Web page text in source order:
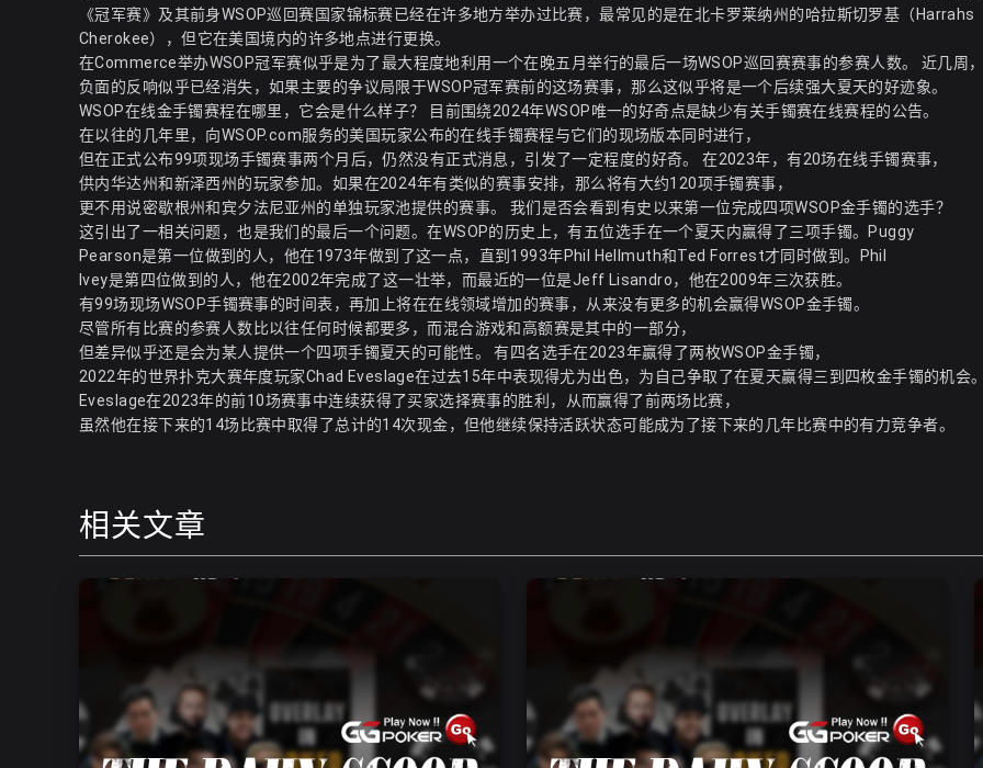
《冠军赛》及其前身WSOP巡回赛国家锦标赛已经在许多地方举办过比赛，最常见的是在北卡罗莱纳州的哈拉斯切罗基（Harrahs
Cherokee），但它在美国境内的许多地点进行更换。
在Commerce举办WSOP冠军赛似乎是为了最大程度地利用一个在晚五月举行的最后一场WSOP巡回赛赛事的参赛人数。 近几周
负面的反响似乎已经消失，如果主要的争议局限于WSOP冠军赛前的这场赛事，那么这似乎将是一个后续强大夏天的好迹象。
WSOP在线金手镯赛程在哪里，它会是什么样子？ 目前围绕2024年WSOP唯一的好奇点是缺少有关手镯赛在线赛程的公告。
在以往的几年里，向WSOP.com服务的美国玩家公布的在线手镯赛程与它们的现场版本同时进行，
但在正式公布99项现场手镯赛事两个月后，仍然没有正式消息，引发了一定程度的好奇。 在2023年，有20场在线手镯赛事，
供内华达州和新泽西州的玩家参加。如果在2024年有类似的赛事安排，那么将有大约120项手镯赛事，
更不用说密歇根州和宾夕法尼亚州的单独玩家池提供的赛事。 我们是否会看到有史以来第一位完成四项WSOP金手镯的选手？
这引出了一相关问题，也是我们的最后一个问题。在WSOP的历史上，有五位选手在一个夏天内赢得了三项手镯。Puggy
Pearson是第一位做到的人，他在1973年做到了这一点，直到1993年Phil Hellmuth和Ted Forrest才同时做到。Phil
Ivey是第四位做到的人，他在2002年完成了这一壮举，而最近的一位是Jeff Lisandro，他在2009年三次获胜。
有99场现场WSOP手镯赛事的时间表，再加上将在在线领域增加的赛事，从来没有更多的机会赢得WSOP金手镯。
尽管所有比赛的参赛人数比以往任何时候都要多，而混合游戏和高额赛是其中的一部分，
但差异似乎还是会为某人提供一个四项手镯夏天的可能性。 有四名选手在2023年赢得了两枚WSOP金手镯，
2022年的世界扑克大赛年度玩家Chad Eveslage在过去15年中表现得尤为出色，为自己争取了在夏天赢得三到四枚金手镯的机会
Eveslage在2023年的前10场赛事中连续获得了买家选择赛事的胜利，从而赢得了前两场比赛，
虽然他在接下来的14场比赛中取得了总计的14次现金，但他继续保持活跃状态可能成为了接下来的几年比赛中的有力竞争者。
相关文章